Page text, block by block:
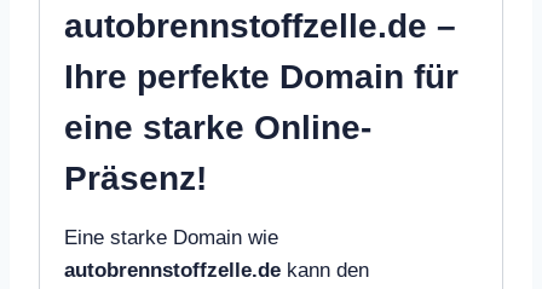
autobrennstoffzelle.de –
Ihre perfekte Domain für
eine starke Online-
Präsenz!
Eine starke Domain wie
autobrennstoffzelle.de kann den